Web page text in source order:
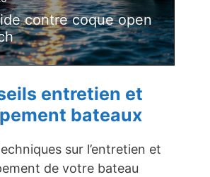
contre coque open
entretien et
bateaux
sur l’entretien et
de votre bateau